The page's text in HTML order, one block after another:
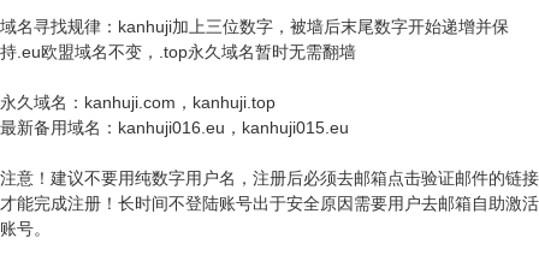
域名寻找规律：kanhuji加上三位数字，被墙后末尾数字开始递增并保
持.eu欧盟域名不变，.top永久域名暂时无需翻墙
永久域名：kanhuji.com，kanhuji.top
最新备用域名：kanhuji016.eu，kanhuji015.eu
注意！建议不要用纯数字用户名，注册后必须去邮箱点击验证邮件的链接
才能完成注册！长时间不登陆账号出于安全原因需要用户去邮箱自助激活
账号。